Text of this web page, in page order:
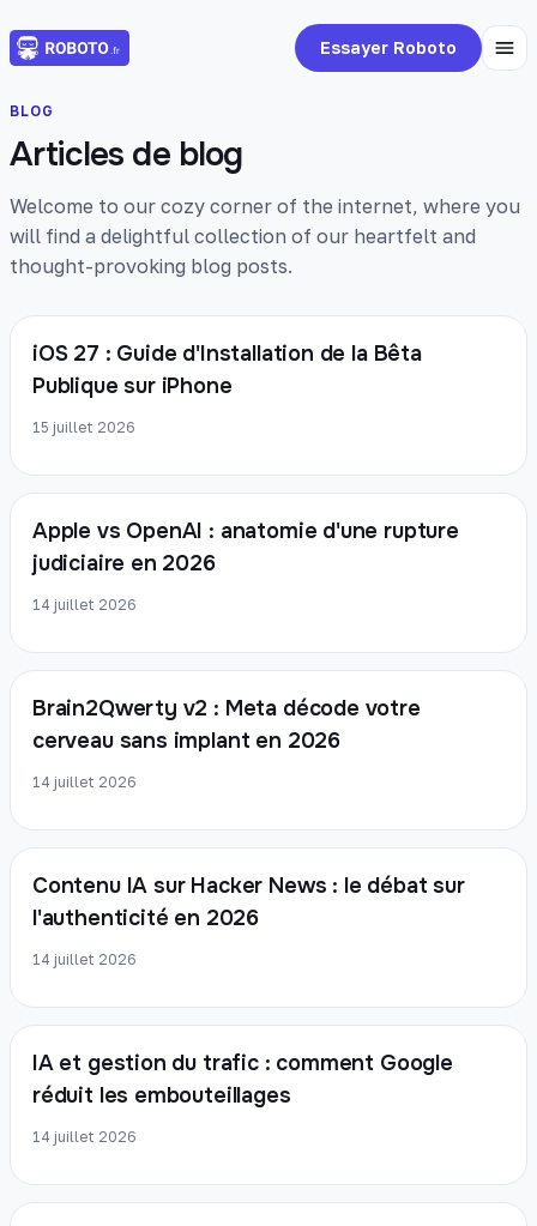
Essayer Roboto
BLOG
Articles de blog
Welcome to our cozy corner of the internet, where you
will find a delightful collection of our heartfelt and
thought-provoking blog posts.
iOS 27 : Guide d'Installation de la Bêta
Publique sur iPhone
15 juillet 2026
Apple vs OpenAI : anatomie d'une rupture
judiciaire en 2026
14 juillet 2026
Brain2Qwerty v2 : Meta décode votre
cerveau sans implant en 2026
14 juillet 2026
Contenu IA sur Hacker News : le débat sur
l'authenticité en 2026
14 juillet 2026
IA et gestion du trafic : comment Google
réduit les embouteillages
14 juillet 2026